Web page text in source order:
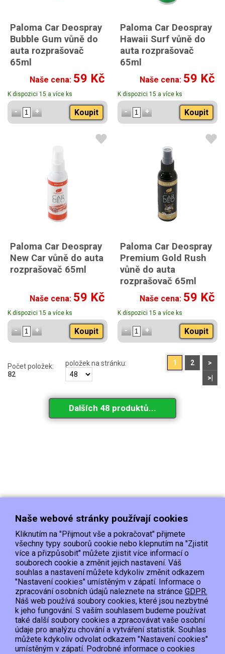
Paloma Car Deospray
Bubble Gum vůně do
auta rozprašovač
65ml
s vůní žvýkačky
Naše cena: 59 Kč
K dispozici 15 a více ks
Koupit
Paloma Car Deospray
Hawaii Surf vůně do
auta rozprašovač
65ml
svěží a tropická vůně
Naše cena: 59 Kč
K dispozici 15 a více ks
Koupit
Paloma Car Deospray
New Car vůně do auta
rozprašovač 65ml
Naše cena: 59 Kč
K dispozici 15 a více ks
Koupit
Paloma Car Deospray
Premium Gold Rush
vůně do auta
rozprašovač 65ml
teplejší, výraznější a lehce
luxusní vůně
Naše cena: 59 Kč
K dispozici 15 a více ks
Koupit
Počet položek:
82
položek na stránku: 1 2
>
>|
Dalších 48 produktů...
Doprava Platba
Kontakt/Reklamace
Obchodní podmínky
Ochrana os.údajů
EET :Podle zákona o evidenci tržeb je prodávající povinen vystavit kupujícímu
Zároveň je povinen zaevidovat přijatou tržbu u správce daně online; v případě
technického výpadku pak nejpozději do 48 hodin.
Naše webové stránky používají cookies
Kliknutím na "Přijmout vše a pokračovat" přijmete
všechny typy souborů cookie nebo klepnutím na "Zjistit
více a přizpůsobit" můžete zjistit více informací o
souborech cookie a změnit jejich nastavení. Váš
souhlas a nastavení můžete kdykoliv změnit odkazem
"Nastavení cookies" umístěným v zápatí. Informace o
zpracování osobních údajů naleznete na stránce GDPR.
Náš web používá soubory cookies, které jsou nezbytné
k jeho fungování. S vaším souhlasem budeme používat
také další soubory cookies a zpracovávat vaše osobní
údaje pro analýzu chování a vytváření statistik. Souhlas
můžete kdykoliv odvolat odkazem "Nastavení cookies"
umístěným v zápatí. Podrobné informace o cookies